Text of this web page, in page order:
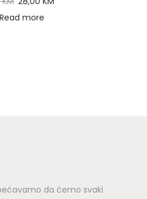
Read more
da ćemo svaki